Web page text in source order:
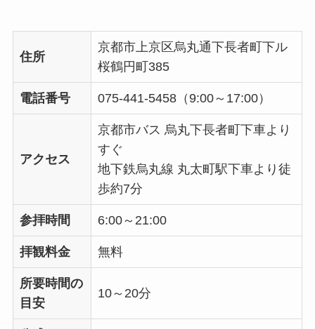
住所
京都市上京区烏丸通下長者町下ル
桜鶴円町385
電話番号 075-441-5458（9:00～17:00）
アクセス
京都市バス 烏丸下長者町下車より
すぐ
地下鉄烏丸線 丸太町駅下車より徒
歩約7分
参拝時間 6:00～21:00
拝観料金 無料
所要時間の
目安
10～20分